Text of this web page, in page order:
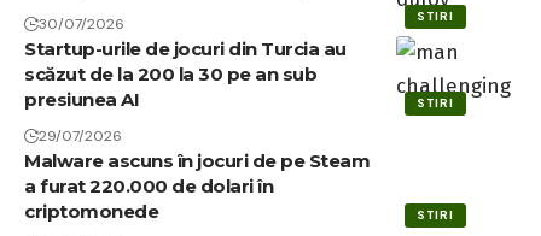
STIRI
30/07/2026
STIRI
Startup-urile de jocuri din Turcia au
scăzut de la 200 la 30 pe an sub
presiunea AI
29/07/2026
STIRI
Malware ascuns în jocuri de pe Steam
a furat 220.000 de dolari în
criptomonede